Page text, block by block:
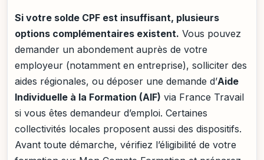
Si votre solde CPF est insuffisant, plusieurs
options complémentaires existent. Vous pouvez
demander un abondement auprès de votre
employeur (notamment en entreprise), solliciter des
aides régionales, ou déposer une demande d’Aide
Individuelle à la Formation (AIF) via France Travail
si vous êtes demandeur d’emploi. Certaines
collectivités locales proposent aussi des dispositifs.
Avant toute démarche, vérifiez l’éligibilité de votre